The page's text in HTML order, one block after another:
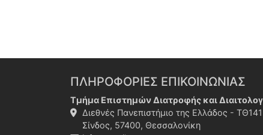
ΠΛΗΡΟΦΟΡΙΕΣ ΕΠΙΚΟΙΝΩΝΙΑΣ
Τμήμα Επιστημών Διατροφής και
Διεθνές Πανεπιστήμιο της Ελλάδος - ΤΘ141
Σίνδος, 57400, Θεσσαλονίκη